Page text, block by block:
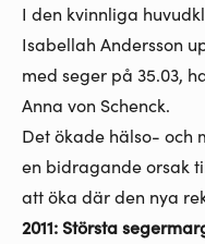
I den kvinnliga
Isabellah Andersson
med seger på 35.03,
Anna von Schenck.
Det ökade hälso- och
en bidragande orsak
att öka där den nya
2011: Största